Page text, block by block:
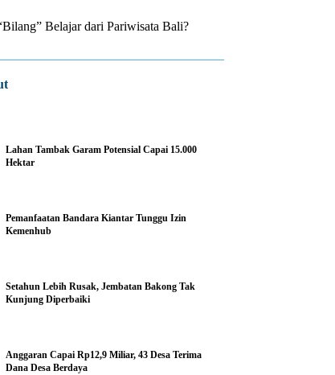
Belajar dari Pariwisata Bali?
Lahan Tambak Garam Potensial Capai 15.000
Hektar
Pemanfaatan Bandara Kiantar Tunggu Izin
Kemenhub
Setahun Lebih Rusak, Jembatan Bakong Tak
Kunjung Diperbaiki
Anggaran Capai Rp12,9 Miliar, 43 Desa Terima
Dana Desa Berdaya